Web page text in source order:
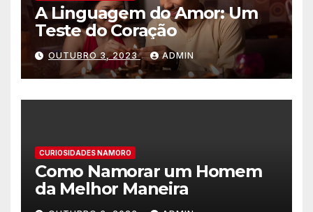
A Linguagem do Amor: Um
Teste do Coração
OUTUBRO 3, 2023 ADMIN
CURIOSIDADES NAMORO
Como Namorar um Homem
da Melhor Maneira